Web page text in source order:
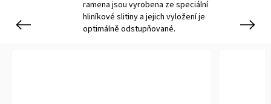
ramena jsou vyrobena ze speciální
hliníkové slitiny a jejich vyložení je
optimálně odstupňované.
Previous Next